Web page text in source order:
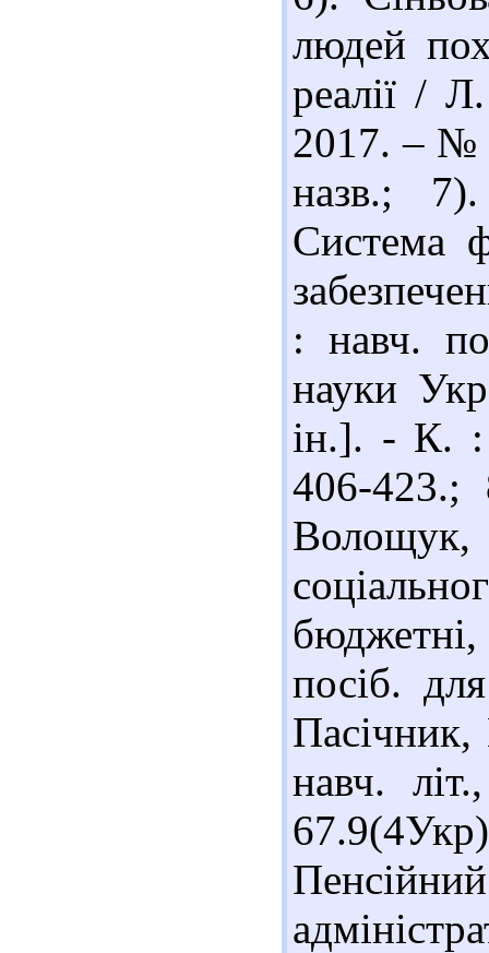
людей
реалії /
2017. – №
назв.;
Система
: навч.
науки
ін.]. - К. :
406-423.;
посіб.
навч.